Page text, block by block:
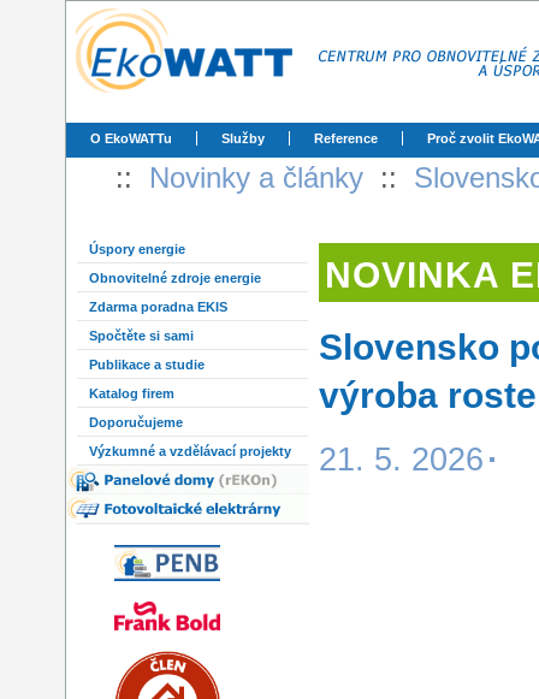
O EkoWATTu Služby Reference Proč zvolit
:: Novinky a články ::
Úspory energie
Obnovitelné zdroje energie
Zdarma poradna EKIS
Spočtěte si sami
Publikace a studie
Katalog firem
Doporučujeme
Výzkumné a vzdělávací projekty
NOVINKA
Slovensko
výroba
21. 5. 2026